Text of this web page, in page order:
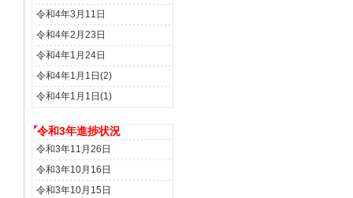
令和4年3月11日
令和4年2月23日
令和4年1月24日
令和4年1月1日(2)
令和4年1月1日(1)
令和3年進捗状況
令和3年11月26日
令和3年10月16日
令和3年10月15日